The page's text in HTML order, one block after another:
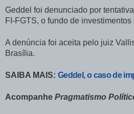
Geddel foi denunciado por
FI-FGTS, o fundo de
A denúncia foi aceita pelo juiz
Brasília.
SAIBA MAIS: Geddel, o caso de
Acompanhe Pragmatismo